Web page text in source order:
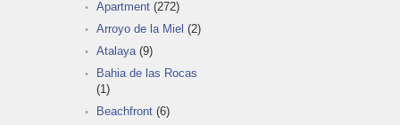
Apartment (272)
Arroyo de la Miel (2)
Atalaya (9)
Bahia de las Rocas
(1)
Beachfront (6)